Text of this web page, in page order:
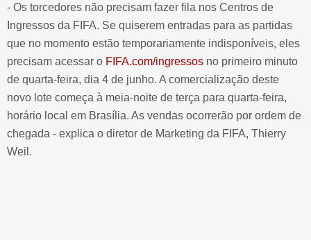
- Os torcedores não precisam fazer fila nos Centros de
Ingressos da FIFA. Se quiserem entradas para as partidas
que no momento estão temporariamente indisponíveis, eles
precisam acessar o FIFA.com/ingressos no primeiro minuto
de quarta-feira, dia 4 de junho. A comercialização deste
novo lote começa à meia-noite de terça para quarta-feira,
horário local em Brasília. As vendas ocorrerão por ordem de
chegada - explica o diretor de Marketing da FIFA, Thierry
Weil.